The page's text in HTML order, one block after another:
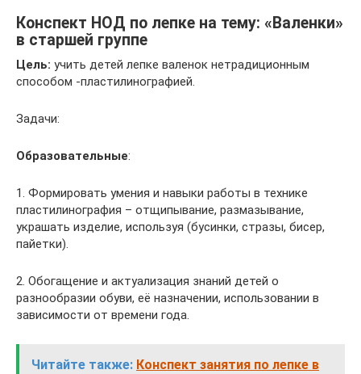
Конспект НОД по лепке на тему: «Валенки»
в старшей группе
Цель: учить детей лепке валенок нетрадиционным
способом -пластилинографией.
Задачи:
Образовательные:
1. Формировать умения и навыки работы в технике
пластилинография – отщипывание, размазывание,
украшать изделие, используя (бусинки, стразы, бисер,
пайетки).
2. Обогащение и актуализация знаний детей о
разнообразии обуви, её назначении, использовании в
зависимости от времени года.
Читайте также: Конспект занятия по лепке в